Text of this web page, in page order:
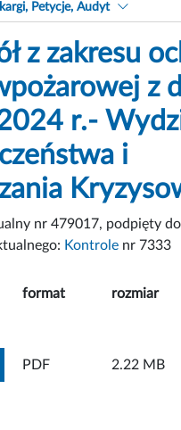
Petycje, Audyt
z zakresu
z
r.-
i
nr 479017, podpięty do
Kontrole nr 7333
format rozmiar
ZAŁĄCZNIK
PDF 2.22 MB